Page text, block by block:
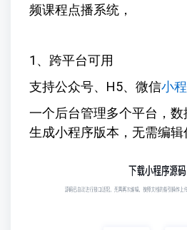
频课程点播系统，
1、跨平台可用
支持公众号、H5、微信小
一个后台管理多个平台，
生成小程序版本，无需编辑